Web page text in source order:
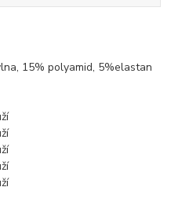
15% polyamid, 5%elastan